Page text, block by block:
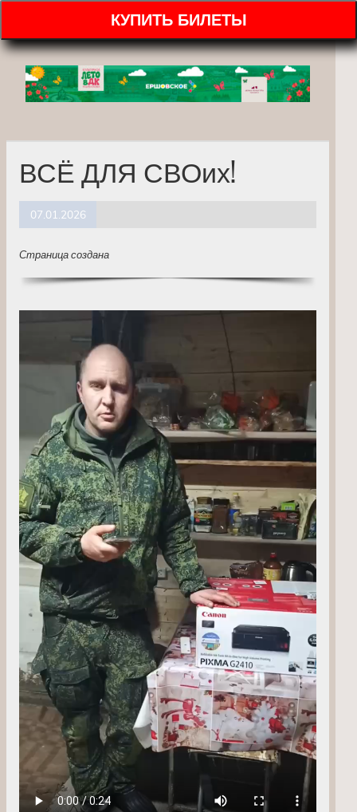
КУПИТЬ БИЛЕТЫ
ВСЁ ДЛЯ СВОих!
07.01.2026
Страница создана